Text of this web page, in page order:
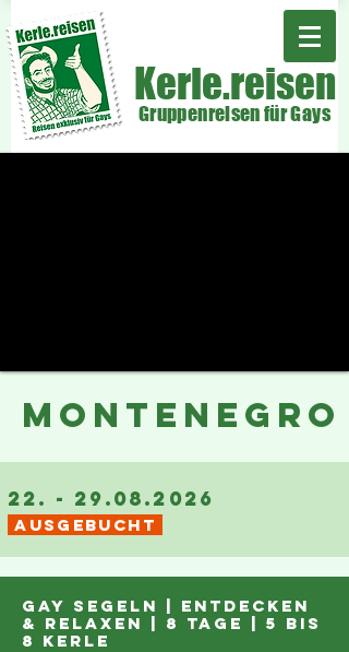
Kerle.reisen
Gruppenreisen für Gays
MONTENEGRO
22. - 29.08.2026
AUSGEBUCHT
gay SEGELn | entdecken
& Relaxen | 8 tage | 5 bis
8 Kerle